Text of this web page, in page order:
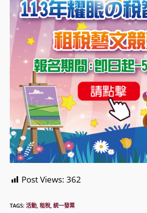
Post Views: 362
TAGS: 活動, 租稅, 統一發票